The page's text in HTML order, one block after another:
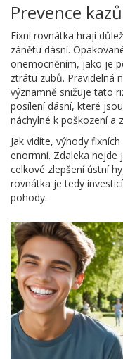
Prevence
Fixní rovnátka hrají
zánětu dásní.
onemocněním, jako je
ztrátu zubů. Pravidelná
významně snižuje tato
posílení dásní, které
náchylné k poškození a
Jak vidíte, výhody
enormní. Zdaleka nejde
celkové zlepšení ústní
rovnátka je tedy
pohody.